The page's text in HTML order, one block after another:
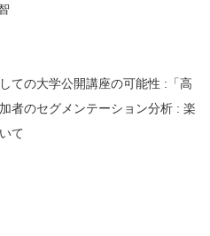
ての大学公開講座の可能性 :「高
者のセグメンテーション分析 : 楽
て